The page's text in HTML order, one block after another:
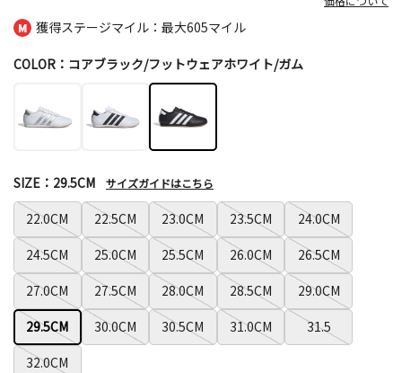
獲得ステージマイル：最大605マイル
COLOR：コアブラック/フットウェアホワイト/ガム
22.0CM 22.5CM 23.0CM 23.5CM
24.0CM
24.5CM
25.0CM 25.5CM 26.0CM
26.5CM
27.0CM
27.5CM 28.0CM 28.5CM
29.0CM
29.5CM
30.0CM 30.5CM 31.0CM
31.5
32.0CM
SIZE：29.5CM サイズガイドはこちら